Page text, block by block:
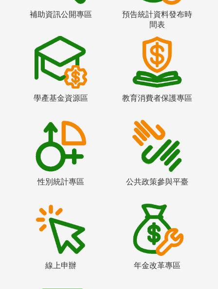
補助資訊公開專區
預告統計資料發布時
間表
學產基金資源區 教育消費者保護專區
性別統計專區 公共政策參與平臺
線上申辦 年金改革專區